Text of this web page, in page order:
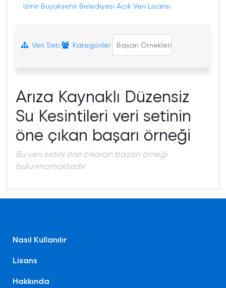
İzmir Büyükşehir Belediyesi Açık Veri Lisansı
Veri Seti Kategoriler Başarı Örnekleri
Arıza Kaynaklı Düzensiz
Su Kesintileri veri setinin
öne çıkan başarı örneği
Bu veri setini öne çıkaran başarı örneği
bulunmamaktadır
Nasıl Kullanılır
Lisans
Hakkında